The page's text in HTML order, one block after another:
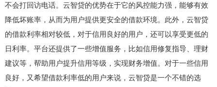
不会打回访电话。云智贷的优势在于它的风控能力强，能够有效
降低坏账率，从而为用户提供更安全的借款环境。此外，云智贷
的借款利率相对较低，对于信用良好的用户，还可以享受更低的
日利率。平台还提供了一些增值服务，比如信用修复指导、理财
建议等，帮助用户提升信用等级，实现财务增值。对于一些信用
良好，又希望借款利率低的用户来说，云智贷是一个不错的选